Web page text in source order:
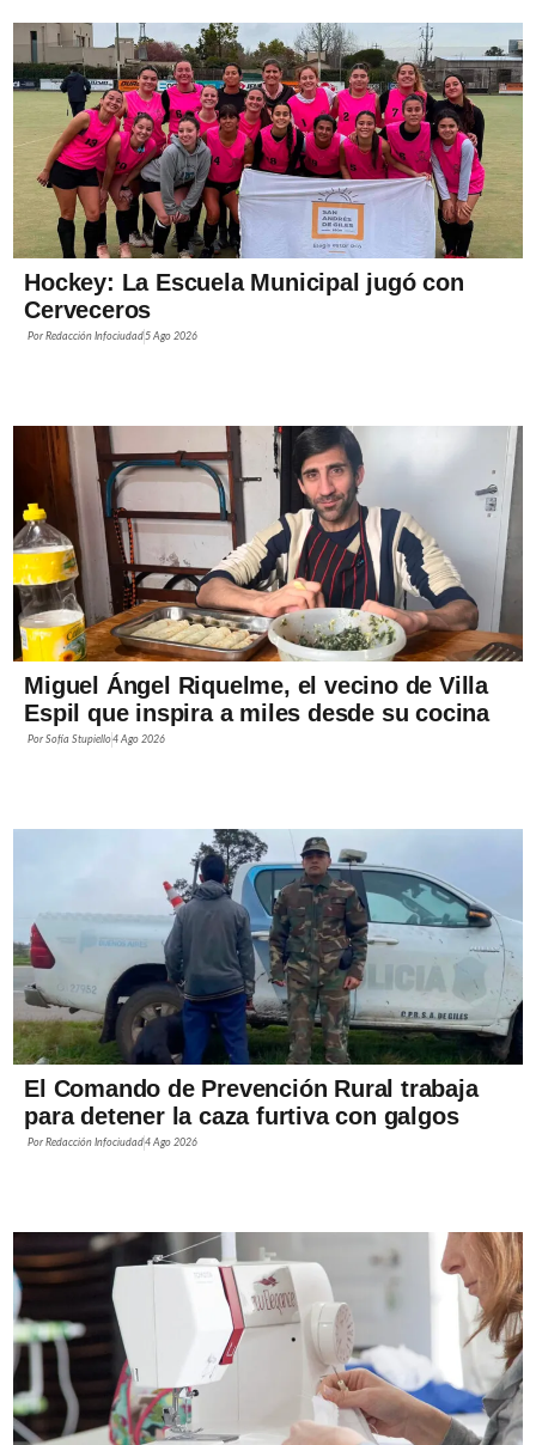
Hockey: La Escuela Municipal jugó con
Cerveceros
PorRedacción Infociudad5 Ago 2026
Miguel Ángel Riquelme, el vecino de Villa
Espil que inspira a miles desde su cocina
PorSofía Stupiello4 Ago 2026
El Comando de Prevención Rural trabaja
para detener la caza furtiva con galgos
PorRedacción Infociudad4 Ago 2026